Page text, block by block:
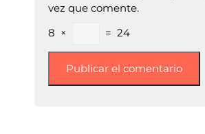
vez que comente.
8 × = 24